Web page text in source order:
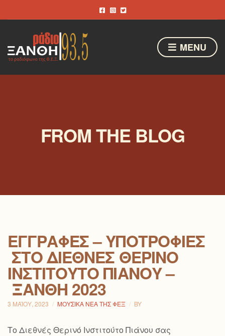
MENU
FROM THE BLOG
ΕΓΓΡΑΦΈΣ – ΥΠΟΤΡΟΦΊΕΣ
ΣΤΟ ΔΙΕΘΝΈΣ ΘΕΡΙΝΌ
ΙΝΣΤΙΤΟΎΤΟ ΠΙΆΝΟΥ –
ΞΆΝΘΗ 2023
3 ΜΑΪ́ΟΥ, 2023 ΜΟΥΣΙΚΆ ΝΈΑ ΤΗΣ ΦΕΞ BY
Το Διεθνές Θερινό Ινστιτούτο Πιάνου σας